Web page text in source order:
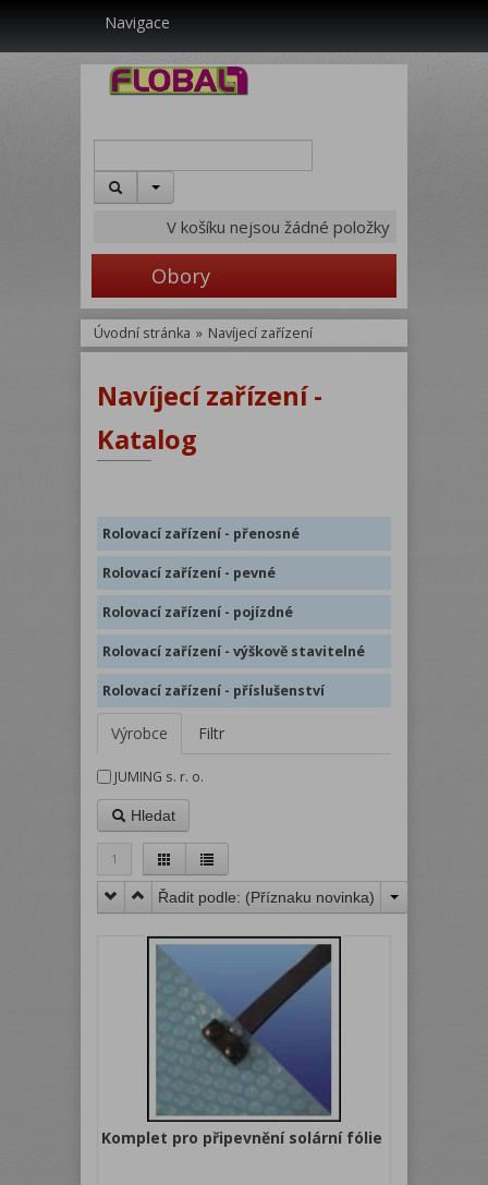
Navigace
V košíku nejsou žádné položky
Obory
Úvodní stránka » Navíjecí zařízení
Navíjecí zařízení -
Katalog
Rolovací zařízení - přenosné
Rolovací zařízení - pevné
Rolovací zařízení - pojízdné
Rolovací zařízení - výškově stavitelné
Rolovací zařízení - příslušenství
Výrobce Filtr
JUMING s. r. o.
Hledat
1
Řadit podle: (Příznaku novinka)
Komplet pro připevnění solární fólie